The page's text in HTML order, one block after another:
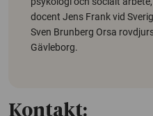
docent Jens Frank vid
Sven Brunberg Orsa
Gävleborg.
Kontakt: